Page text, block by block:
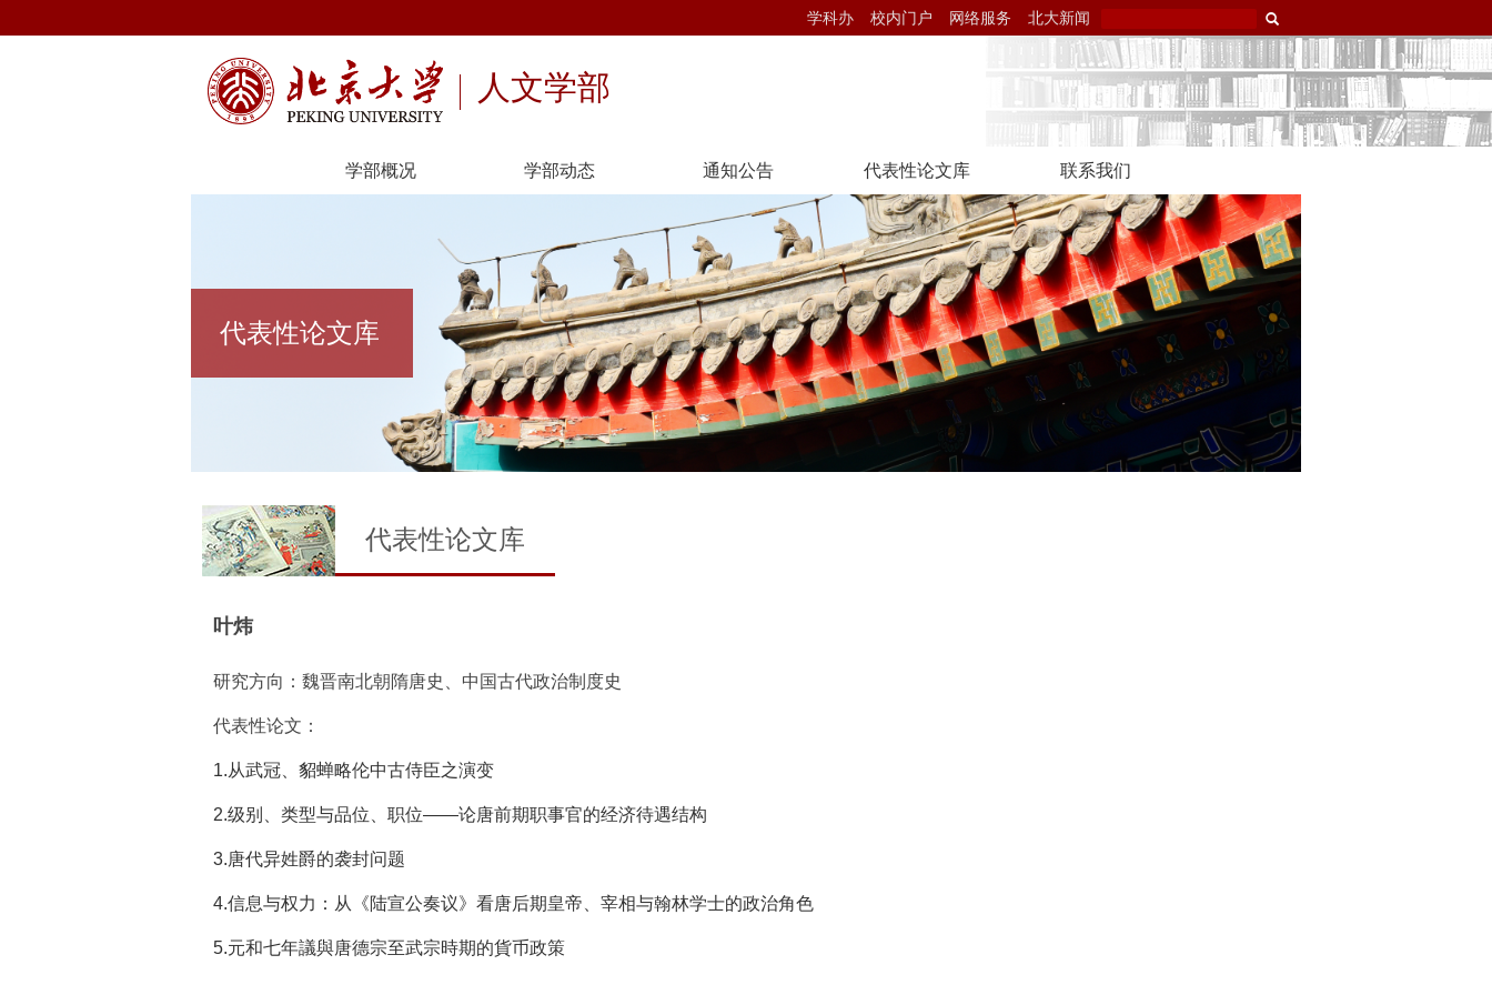
学科办 校内门户 网络服务 北大新闻
人文学部
学部概况 学部动态 通知公告 代表性论文库 联系我们
代表性论文库
代表性论文库
叶炜
研究方向：魏晋南北朝隋唐史、中国古代政治制度史
代表性论文：
1.从武冠、貂蝉略伦中古侍臣之演变
2.级别、类型与品位、职位——论唐前期职事官的经济待遇结构
3.唐代异姓爵的袭封问题
4.信息与权力：从《陆宣公奏议》看唐后期皇帝、宰相与翰林学士的政治角色
5.元和七年議與唐德宗至武宗時期的貨币政策